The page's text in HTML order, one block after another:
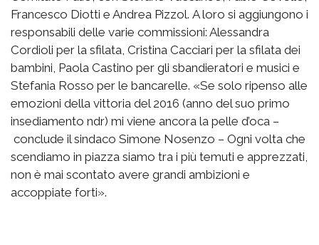
Francesco Diotti e Andrea Pizzol. A loro si aggiungono i
responsabili delle varie commissioni: Alessandra
Cordioli per la sfilata, Cristina Cacciari per la sfilata dei
bambini, Paola Castino per gli sbandieratori e musici e
Stefania Rosso per le bancarelle. «Se solo ripenso alle
emozioni della vittoria del 2016 (anno del suo primo
insediamento ndr) mi viene ancora la pelle d’oca –
conclude il sindaco Simone Nosenzo – Ogni volta che
scendiamo in piazza siamo tra i più temuti e apprezzati,
non è mai scontato avere grandi ambizioni e
accoppiate forti».